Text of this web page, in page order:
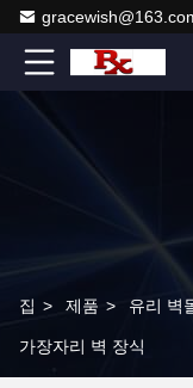
집 > 제품 > 유리 벽
가장자리 벽 장식